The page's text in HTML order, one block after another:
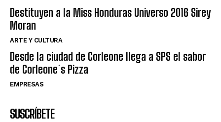
Destituyen a la Miss Honduras Universo 2016 Sirey
Moran
ARTE Y CULTURA
Desde la ciudad de Corleone llega a SPS el sabor
de Corleone´s Pizza
EMPRESAS
SUSCRÍBETE